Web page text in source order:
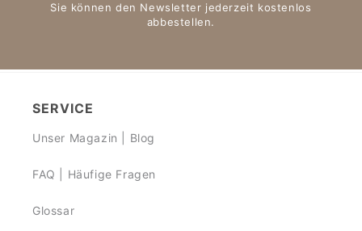
Sie können den Newsletter jederzeit kostenlos
abbestellen.
SERVICE
Unser Magazin | Blog
FAQ | Häufige Fragen
Glossar